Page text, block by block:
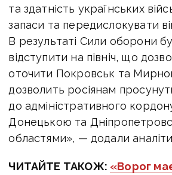
та здатність українських
запаси та передислокувати
В результаті Сили оборони
відступити на північ, що
оточити Покровськ та
дозволить росіянам
до адміністративного
Донецькою та
областями», — додали
ЧИТАЙТЕ ТАКОЖ: «Ворог